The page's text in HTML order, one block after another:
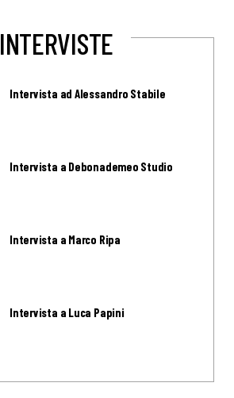
INTERVISTE
Intervista ad Alessandro Stabile
Intervista a Debonademeo Studio
Intervista a Marco Ripa
Intervista a Luca Papini